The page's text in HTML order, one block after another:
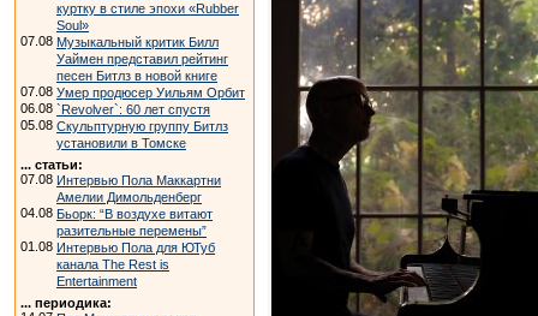
куртку в стиле эпохи «Rubber
Soul»
07.08 Музыкальный критик Билл
Уаймен представил рейтинг
песен Битлз в новой книге
07.08 Умер продюсер Уильям Орбит
06.08 `Revolver`: 60 лет спустя
05.08 Скульптурную группу Битлз
установили в Томске
... статьи:
07.08 Интервью Пола Маккартни
Амелии Димольденберг
04.08 Бьорк: “В воздухе витают
разительные перемены”
01.08 Интервью Пола для ЮТуб
канала The Rest is
Entertainment
... периодика: